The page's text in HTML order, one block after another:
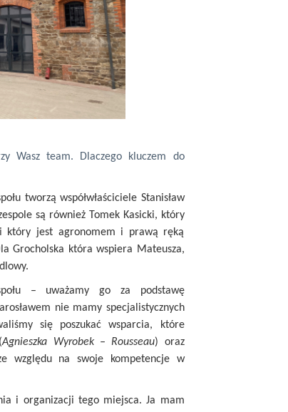
Wasz team. Dlaczego kluczem do
tworzą współwłaściciele Stanisław
są również Tomek Kasicki, który
który jest agronomem i prawą ręką
Grocholska która wspiera Mateusza,
– uważamy go za podstawę
nie mamy specjalistycznych
się poszukać wsparcia, które
Agnieszka Wyrobek – Rousseau) oraz
względu na swoje kompetencje w
i organizacji tego miejsca. Ja mam